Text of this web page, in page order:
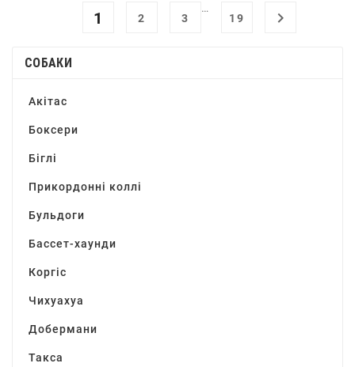
1 2 3
…
19

СОБАКИ
Акітас
Боксери
Біглі
Прикордонні коллі
Бульдоги
Бассет-хаунди
Коргіс
Чихуахуа
Добермани
Такса